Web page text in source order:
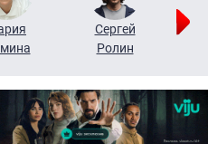
Сергей
Ролин